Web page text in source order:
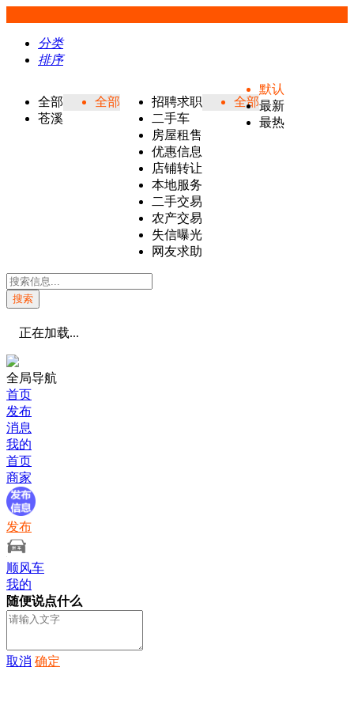
分类
排序
全部
苍溪
全部
招聘求职
二手车
房屋租售
优惠信息
店铺转让
本地服务
二手交易
农产交易
失信曝光
网友求助
全部
默认
最新
最热
搜索
正在加载...
全局导航
首页
发布
消息
我的
首页
商家
发布
顺风车
我的
随便说点什么
取消 确定